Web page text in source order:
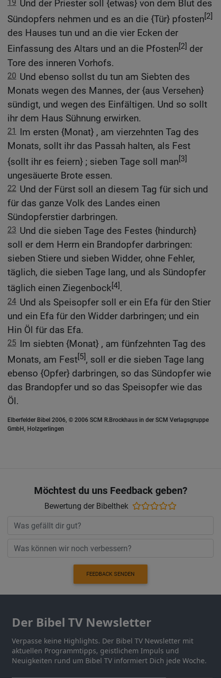
19 Und der Priester soll {etwas} von dem Blut des
Sündopfers nehmen und es an die {Tür} pfosten[2]
des Hauses tun und an die vier Ecken der
Einfassung des Altars und an die Pfosten[2] der
Tore des inneren Vorhofs.
20 Und ebenso sollst du tun am Siebten des
Monats wegen des Mannes, der {aus Versehen}
sündigt, und wegen des Einfältigen. Und so sollt
ihr dem Haus Sühnung erwirken.
21 Im ersten {Monat} , am vierzehnten Tag des
Monats, sollt ihr das Passah halten, als Fest
{sollt ihr es feiern} ; sieben Tage soll man[3]
ungesäuerte Brote essen.
22 Und der Fürst soll an diesem Tag für sich und
für das ganze Volk des Landes einen
Sündopferstier darbringen.
23 Und die sieben Tage des Festes {hindurch}
soll er dem Herrn ein Brandopfer darbringen:
sieben Stiere und sieben Widder, ohne Fehler,
täglich, die sieben Tage lang, und als Sündopfer
täglich einen Ziegenbock[4].
24 Und als Speisopfer soll er ein Efa für den Stier
und ein Efa für den Widder darbringen; und ein
Hin Öl für das Efa.
25 Im siebten {Monat} , am fünfzehnten Tag des
Monats, am Fest[5], soll er die sieben Tage lang
ebenso {Opfer} darbringen, so das Sündopfer wie
das Brandopfer und so das Speisopfer wie das
Öl.
Elberfelder Bibel 2006, © 2006 SCM R.Brockhaus in der SCM Verlagsgruppe
GmbH, Holzgerlingen
Möchtest du uns Feedback geben?
Bewertung der Bibelthek
FEEDBACK SENDEN
Der Bibel TV Newsletter
Verpasse keine Highlights. Der Bibel TV Newsletter mit
aktuellen Programmtipps, geistlichem Impuls und
Neuigkeiten rund um Bibel TV informiert Dich jede Woche.